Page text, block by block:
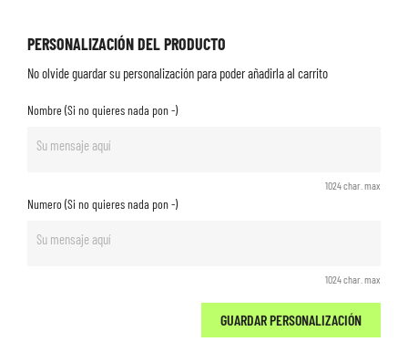
PERSONALIZACIÓN DEL PRODUCTO
No olvide guardar su personalización para poder añadirla al carrito
Nombre (Si no quieres nada pon -)
1024 char. max
Numero (Si no quieres nada pon -)
1024 char. max
GUARDAR PERSONALIZACIÓN